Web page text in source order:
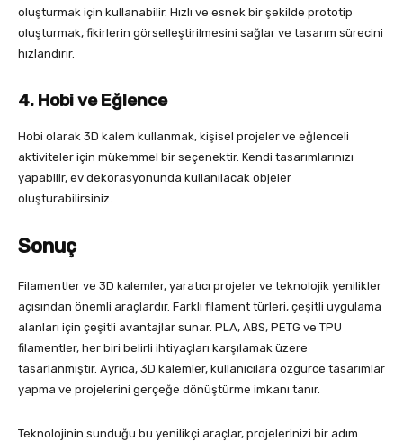
oluşturmak için kullanabilir. Hızlı ve esnek bir şekilde prototip
oluşturmak, fikirlerin görselleştirilmesini sağlar ve tasarım sürecini
hızlandırır.
4. Hobi ve Eğlence
Hobi olarak 3D kalem kullanmak, kişisel projeler ve eğlenceli
aktiviteler için mükemmel bir seçenektir. Kendi tasarımlarınızı
yapabilir, ev dekorasyonunda kullanılacak objeler
oluşturabilirsiniz.
Sonuç
Filamentler ve 3D kalemler, yaratıcı projeler ve teknolojik yenilikler
açısından önemli araçlardır. Farklı filament türleri, çeşitli uygulama
alanları için çeşitli avantajlar sunar. PLA, ABS, PETG ve TPU
filamentler, her biri belirli ihtiyaçları karşılamak üzere
tasarlanmıştır. Ayrıca, 3D kalemler, kullanıcılara özgürce tasarımlar
yapma ve projelerini gerçeğe dönüştürme imkanı tanır.
Teknolojinin sunduğu bu yenilikçi araçlar, projelerinizi bir adım